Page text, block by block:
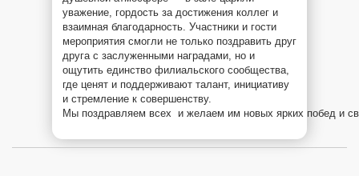
уважение, гордость за достижения коллег и
взаимная благодарность. Участники и гости
мероприятия смогли не только поздравить друг
друга с заслуженными наградами, но и
ощутить единство филиальского сообщества,
где ценят и поддерживают талант, инициативу
и стремление к совершенству.
Мы поздравляем всех и желаем им новых ярких побед и